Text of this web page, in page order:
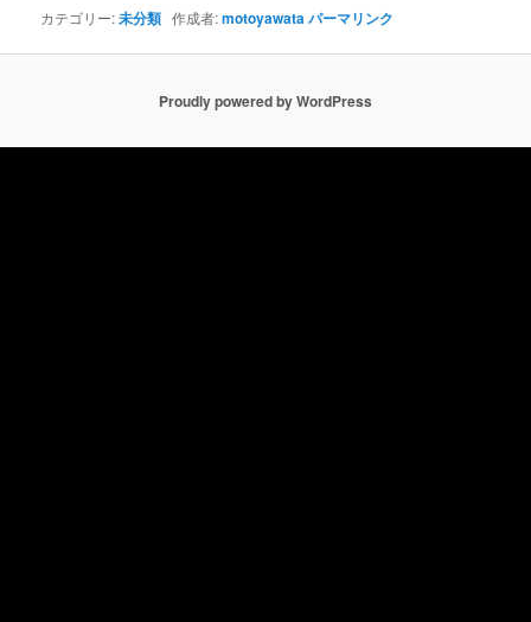
カテゴリー:未分類 作成者:motoyawata パーマリンク
Proudly powered by WordPress